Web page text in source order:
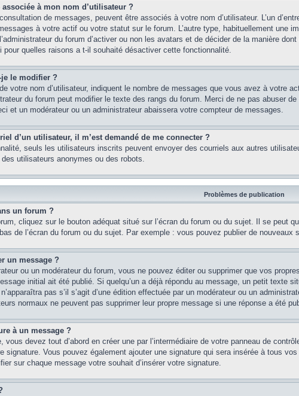
à mon nom d’utilisateur ?
de messages, peuvent être associés à votre nom d’utilisateur. L’un
à votre actif ou votre statut sur le forum. L’autre type, habituellement une
du forum d’activer ou non les avatars et de décider de la manière
pour quelles raisons a t-il souhaité désactiver cette fonctionnalité.
le modifier ?
votre nom d’utilisateur, indiquent le nombre de messages que vous avez à
du forum peut modifier le texte des rangs du forum. Merci de ne pas abuser
et un modérateur ou un administrateur abaissera votre compteur de messages.
d’un utilisateur, il m’est demandé de me connecter ?
seuls les utilisateurs inscrits peuvent envoyer des courriels aux autres
utilisateurs anonymes ou des robots.
Problèmes de publication
un forum ?
cliquez sur le bouton adéquat situé sur l’écran du forum ou du sujet. Il se peut
de l’écran du forum ou du sujet. Par exemple : vous pouvez publier de
un message ?
ou un modérateur du forum, vous ne pouvez éditer ou supprimer que vos
initial ait été publié. Si quelqu’un a déjà répondu au message, un petit texte
pas s’il s’agit d’une édition effectuée par un modérateur ou un
normaux ne peuvent pas supprimer leur propre message si une réponse a été
à un message ?
vous devez tout d’abord en créer une par l’intermédiaire de votre panneau de
signature. Vous pouvez également ajouter une signature qui sera insérée à tous
sur chaque message votre souhait d’insérer votre signature.